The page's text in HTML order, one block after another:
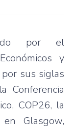
por el
y
sus siglas
Conferencia
COP26, la
Glasgow,